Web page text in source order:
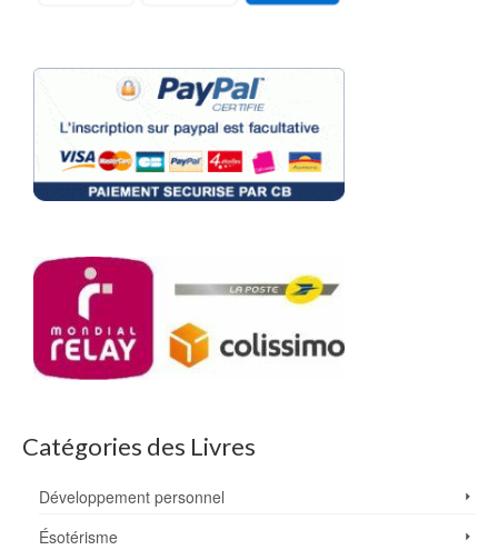
Catégories des Livres
Développement personnel
Ésotérisme